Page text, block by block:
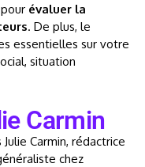
évaluer la
. De plus, le
essentielles sur votre
situation
Carmin
Julie Carmin, rédactrice
chez